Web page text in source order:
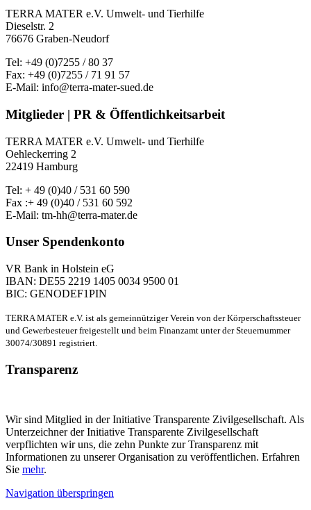
TERRA MATER e.V. Umwelt- und Tierhilfe
Dieselstr. 2
76676 Graben-Neudorf
Tel: +49 (0)7255 / 80 37
Fax: +49 (0)7255 / 71 91 57
E-Mail: info@terra-mater-sued.de
Mitglieder | PR & Öffentlichkeitsarbeit
TERRA MATER e.V. Umwelt- und Tierhilfe
Oehleckerring 2
22419 Hamburg
Tel: + 49 (0)40 / 531 60 590
Fax :+ 49 (0)40 / 531 60 592
E-Mail: tm-hh@terra-mater.de
Unser Spendenkonto
VR Bank in Holstein eG
IBAN: DE55 2219 1405 0034 9500 01
BIC: GENODEF1PIN
TERRA MATER e.V. ist als gemeinnütziger Verein von der Körperschaftssteuer
und Gewerbesteuer freigestellt und beim Finanzamt unter der Steuernummer
30074/30891 registriert.
Transparenz
Wir sind Mitglied in der Initiative Transparente Zivilgesellschaft. Als
Unterzeichner der Initiative Transparente Zivilgesellschaft
verpflichten wir uns, die zehn Punkte zur Transparenz mit
Informationen zu unserer Organisation zu veröffentlichen. Erfahren
Sie mehr.
Navigation überspringen